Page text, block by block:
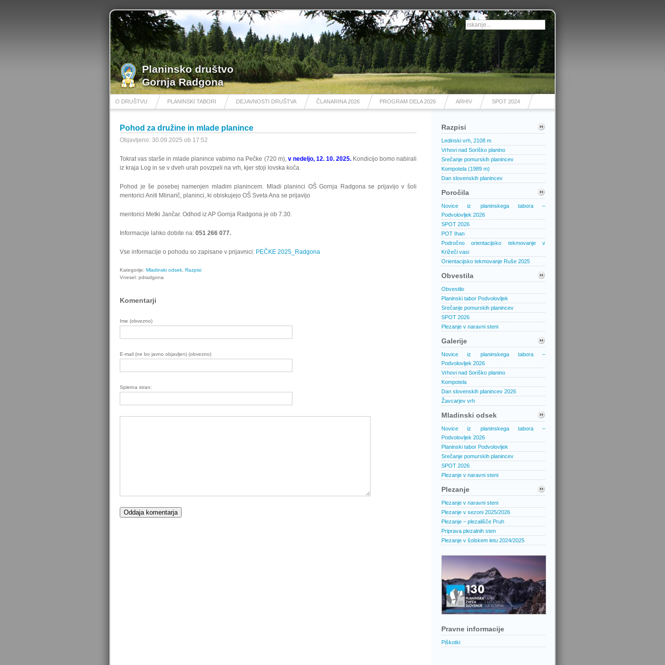
Planinsko društvo
Gornja Radgona
O DRUŠTVU PLANINSKI TABORI DEJAVNOSTI DRUŠTVA ČLANARINA 2026 PROGRAM DELA 2026 ARHIV SPOT 2024
Pohod za družine in mlade planince
Objavljeno: 30.09.2025 ob 17:52
Tokrat vas starše in mlade planince vabimo na Pečke (720 m), v nedeljo, 12. 10. 2025.Kondicijo bomo nabirali
iz kraja Log in se v dveh urah povzpeli na vrh, kjer stoji lovska koča.
Pohod je še posebej namenjen mladim planincem. Mladi planinci OŠ Gornja Radgona se prijavijo v šoli
mentorici Aniti Mlinarič, planinci, ki obiskujejo OŠ Sveta Ana se prijavijo
mentorici Metki Jančar. Odhod iz AP Gornja Radgona je ob 7.30.
Informacije lahko dobite na: 051 266 077.
Vse informacije o pohodu so zapisane v prijavnici: PEČKE 2025_Radgona
Kategorije: Mladinski odsek Razpisi
Vnesel: pdradgona
Komentarji
Ime (obvezno)
E-mail (ne bo javno objavljen) (obvezno)
Spletna stran:
Razpisi
Ledinski vrh, 2108 m
Vrhovi nad Soriško planino
Srečanje pomurskih planincev
Kompotela (1989 m)
Dan slovenskih planincev
Poročila
Novice iz planinskega tabora –
Podvolovljek 2026
SPOT 2026
POT Ihan
Področno orientacijsko tekmovanje v
Križeči vasi
Orientacijsko tekmovanje Ruše 2025
Obvestila
Obvestilo
Planinski tabor Podvolovljek
Srečanje pomurskih planincev
SPOT 2026
Plezanje v naravni steni
Galerije
Novice iz planinskega tabora –
Podvolovljek 2026
Vrhovi nad Soriško planino
Kompotela
Dan slovenskih planincev 2026
Žavcarjev vrh
Mladinski odsek
Novice iz planinskega tabora –
Podvolovljek 2026
Planinski tabor Podvolovljek
Srečanje pomurskih planincev
SPOT 2026
Plezanje v naravni steni
Plezanje
Plezanje v naravni steni
Plezanje v sezoni 2025/2026
Plezanje – plezališče Pruh
Priprava plezalnih sten
Plezanje v šolskem letu 2024/2025
Pravne informacije
Piškotki